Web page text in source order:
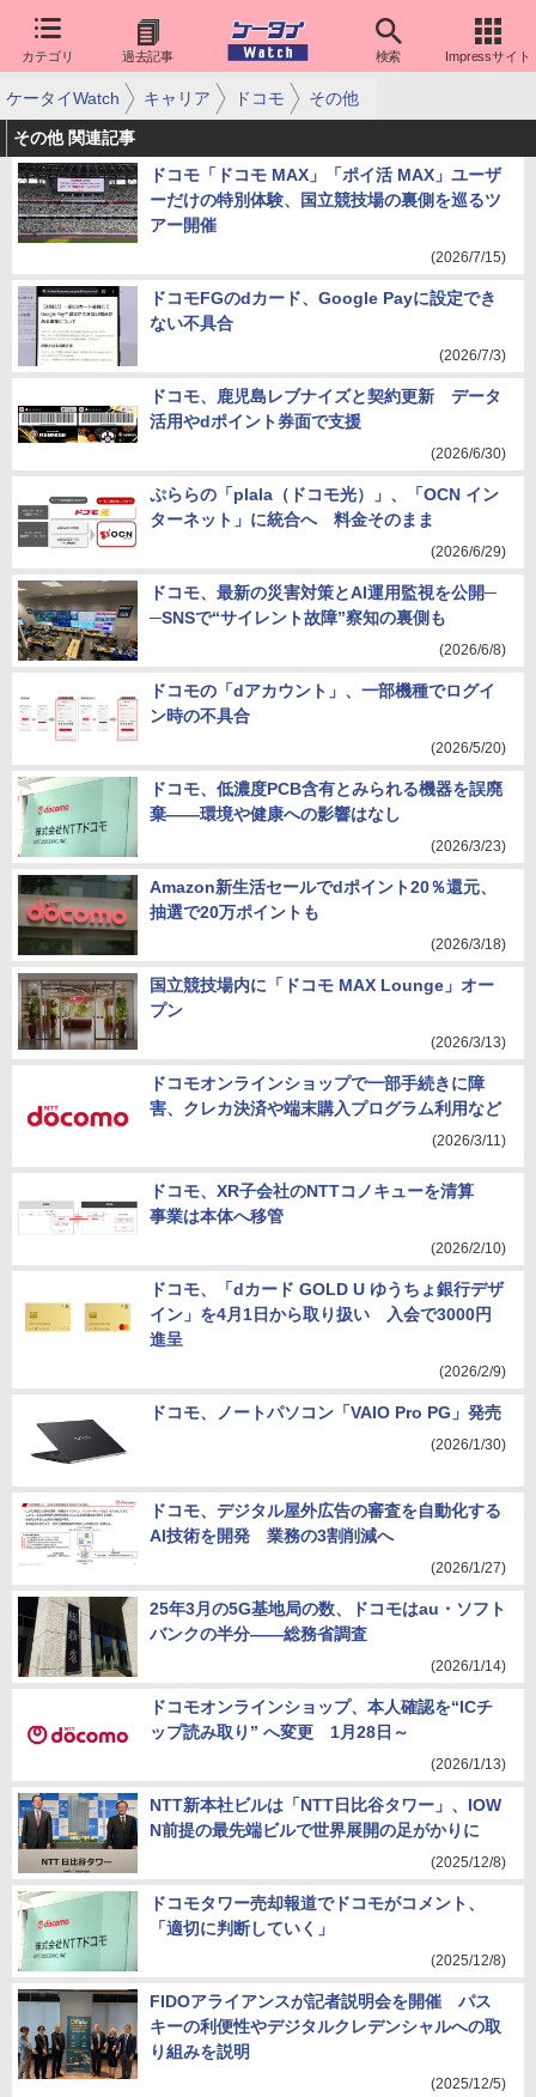
カテゴリ 過去記事 検索 Impressサイト
ケータイWatch キャリア ドコモ その他
その他 関連記事
ドコモ「ドコモ MAX」「ポイ活 MAX」ユーザ
ーだけの特別体験、国立競技場の裏側を巡るツ
アー開催
(2026/7/15)
ドコモFGのdカード、Google Payに設定でき
ない不具合
(2026/7/3)
ドコモ、鹿児島レブナイズと契約更新 データ
活用やdポイント券面で支援
(2026/6/30)
ぷららの「plala（ドコモ光）」、「OCN イン
ターネット」に統合へ 料金そのまま
(2026/6/29)
ドコモ、最新の災害対策とAI運用監視を公開─
─SNSで“サイレント故障”察知の裏側も
(2026/6/8)
ドコモの「dアカウント」、一部機種でログイ
ン時の不具合
(2026/5/20)
ドコモ、低濃度PCB含有とみられる機器を誤廃
棄――環境や健康への影響はなし
(2026/3/23)
Amazon新生活セールでdポイント20％還元、
抽選で20万ポイントも
(2026/3/18)
国立競技場内に「ドコモ MAX Lounge」オー
プン
(2026/3/13)
ドコモオンラインショップで一部手続きに障
害、クレカ決済や端末購入プログラム利用など
(2026/3/11)
ドコモ、XR子会社のNTTコノキューを清算
事業は本体へ移管
(2026/2/10)
ドコモ、「dカード GOLD U ゆうちょ銀行デザ
イン」を4月1日から取り扱い 入会で3000円
進呈
(2026/2/9)
ドコモ、ノートパソコン「VAIO Pro PG」発売
(2026/1/30)
ドコモ、デジタル屋外広告の審査を自動化する
AI技術を開発 業務の3割削減へ
(2026/1/27)
25年3月の5G基地局の数、ドコモはau・ソフト
バンクの半分――総務省調査
(2026/1/14)
ドコモオンラインショップ、本人確認を“ICチ
ップ読み取り” へ変更 1月28日～
(2026/1/13)
NTT新本社ビルは「NTT日比谷タワー」、IOW
N前提の最先端ビルで世界展開の足がかりに
(2025/12/8)
ドコモタワー売却報道でドコモがコメント、
「適切に判断していく」
(2025/12/8)
FIDOアライアンスが記者説明会を開催 パス
キーの利便性やデジタルクレデンシャルへの取
り組みを説明
(2025/12/5)